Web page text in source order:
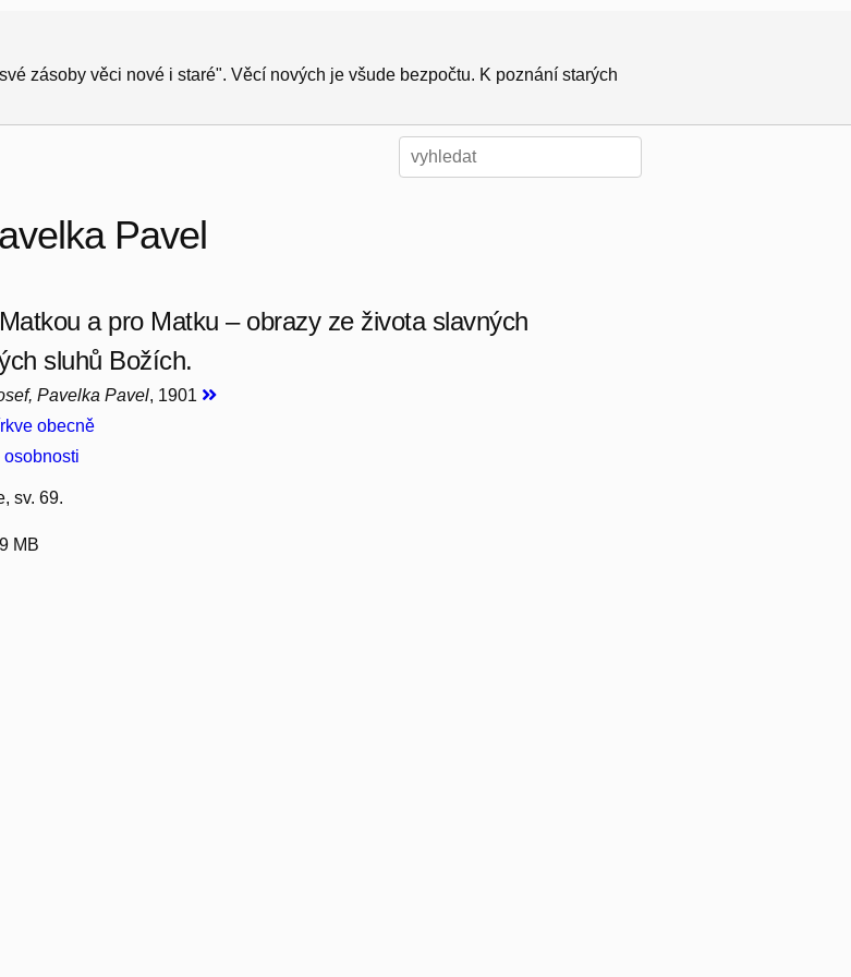
zásoby věci nové i staré". Věcí nových je všude bezpočtu. K poznání starých
Pavel
a pro Matku – obrazy ze života slavných
sluhů Božích.
Pavelka Pavel, 1901
obecně
osobnosti
sv. 69.
MB